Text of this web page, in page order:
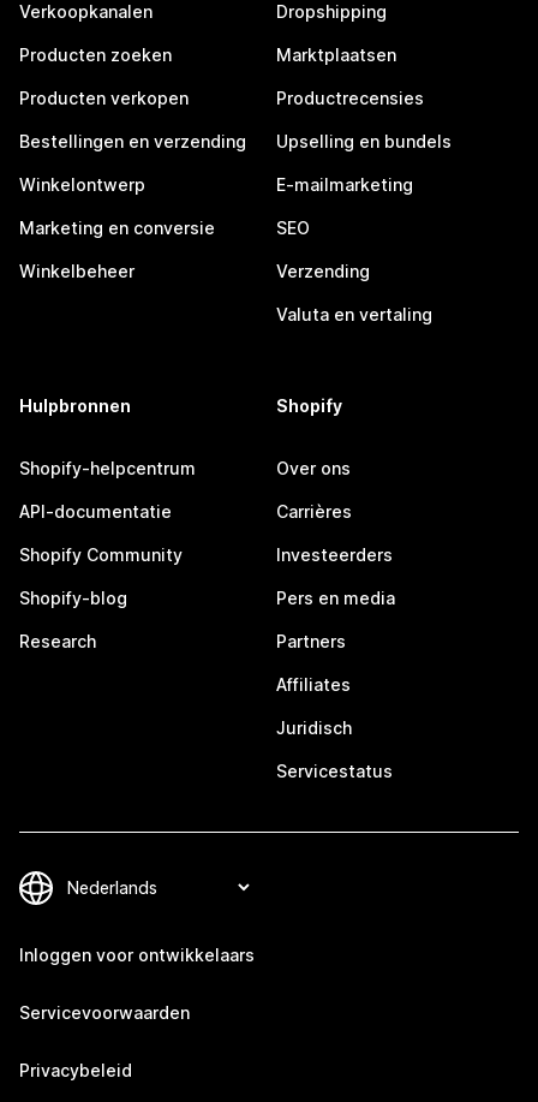
Verkoopkanalen
Producten zoeken
Producten verkopen
Bestellingen en verzending
Winkelontwerp
Marketing en conversie
Winkelbeheer
Dropshipping
Marktplaatsen
Productrecensies
Upselling en bundels
E-mailmarketing
SEO
Verzending
Valuta en vertaling
Hulpbronnen
Shopify-helpcentrum
API-documentatie
Shopify Community
Shopify-blog
Research
Shopify
Over ons
Carrières
Investeerders
Pers en media
Partners
Affiliates
Juridisch
Servicestatus
Inloggen voor ontwikkelaars
Servicevoorwaarden
Privacybeleid